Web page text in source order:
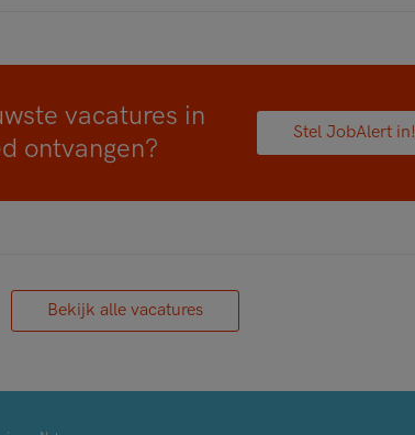
vacatures in
ontvangen?
Stel JobAlert in!
Bekijk alle vacatures